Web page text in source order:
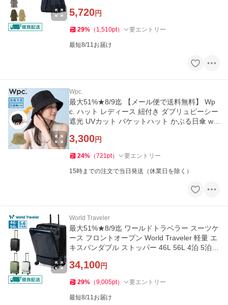
5,720円
29% （ 1,510pt） 要エントリー
最短8/11お届け
Wpc.
最大51%★8/9迄 【メール便で送料無料】 Wp
c. ハット レディース 紐付き ダブリュピーシー
遮光 UVカット バケットハット かぶる日傘 w1
3,300円
24% （721pt） 要エントリー
15時までの注文で当日発送（休業日を除く）
World Traveler
最大51%★8/9迄 ワールドトラベラー スーツケ
ース フロントオープン World Traveler 軽量 エ
キスパンダブル ストッパー 46L 56L 4泊 5泊 6
34,100円
29% （9,005pt） 要エントリー
最短8/11お届け